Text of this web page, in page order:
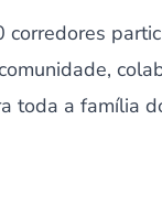
toda a família